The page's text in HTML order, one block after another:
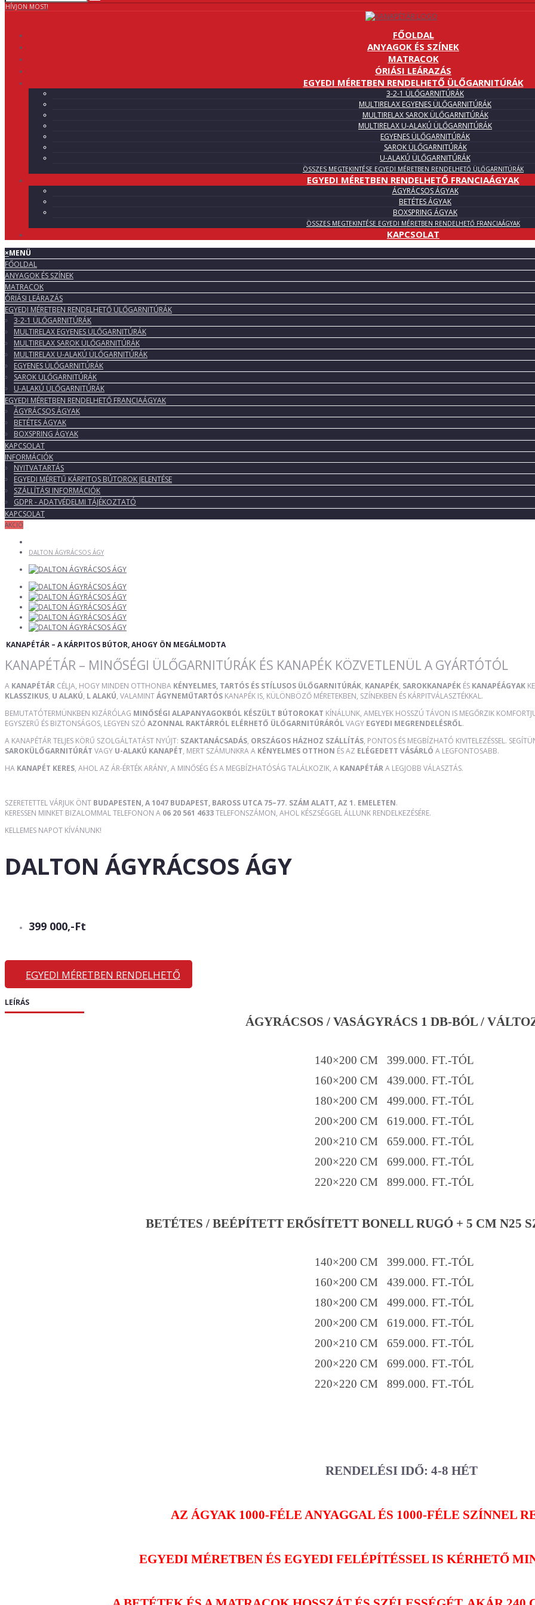
HÍVJON MOST!
FŐOLDAL
ANYAGOK ÉS SZÍNEK
MATRACOK
ÓRIÁSI LEÁRAZÁS
EGYEDI MÉRETBEN RENDELHETŐ ÜLŐGARNITÚRÁK
3-2-1 ÜLŐGARNITÚRÁK
MULTIRELAX EGYENES ÜLŐGARNITÚRÁK
MULTIRELAX SAROK ÜLŐGARNITÚRÁK
MULTIRELAX U-ALAKÚ ÜLŐGARNITÚRÁK
EGYENES ÜLŐGARNITÚRÁK
SAROK ÜLŐGARNITÚRÁK
U-ALAKÚ ÜLŐGARNITÚRÁK
ÖSSZES MEGTEKINTÉSE EGYEDI MÉRETBEN RENDELHETŐ ÜLŐGARNITÚRÁK
EGYEDI MÉRETBEN RENDELHETŐ FRANCIAÁGYAK
ÁGYRÁCSOS ÁGYAK
BETÉTES ÁGYAK
BOXSPRING ÁGYAK
ÖSSZES MEGTEKINTÉSE EGYEDI MÉRETBEN RENDELHETŐ FRANCIAÁGYAK
KAPCSOLAT
×MENÜ
FŐOLDAL
ANYAGOK ÉS SZÍNEK
MATRACOK
ÓRIÁSI LEÁRAZÁS
EGYEDI MÉRETBEN RENDELHETŐ ÜLŐGARNITÚRÁK
3-2-1 ÜLŐGARNITÚRÁK
MULTIRELAX EGYENES ÜLŐGARNITÚRÁK
MULTIRELAX SAROK ÜLŐGARNITÚRÁK
MULTIRELAX U-ALAKÚ ÜLŐGARNITÚRÁK
EGYENES ÜLŐGARNITÚRÁK
SAROK ÜLŐGARNITÚRÁK
U-ALAKÚ ÜLŐGARNITÚRÁK
EGYEDI MÉRETBEN RENDELHETŐ FRANCIAÁGYAK
ÁGYRÁCSOS ÁGYAK
BETÉTES ÁGYAK
BOXSPRING ÁGYAK
KAPCSOLAT
INFORMÁCIÓK
NYITVATARTÁS
EGYEDI MÉRETŰ KÁRPITOS BÚTOROK JELENTÉSE
SZÁLLÍTÁSI INFORMÁCIÓK
GDPR - ADATVÉDELMI TÁJÉKOZTATÓ
KAPCSOLAT
AKCIÓ
DALTON ÁGYRÁCSOS ÁGY
KANAPÉTÁR – A KÁRPITOS BÚTOR, AHOGY ÖN MEGÁLMODTA
KANAPÉTÁR – MINŐSÉGI ÜLŐGARNITÚRÁK ÉS KANAPÉK KÖZVETLENÜL A GYÁRTÓTÓL
A KANAPÉTÁR CÉLJA, HOGY MINDEN OTTHONBA KÉNYELMES, TARTÓS ÉS STÍLUSOS ÜLŐGARNITÚRÁK, KANAPÉK, SAROKKANAPÉK ÉS KANAPÉÁGYAK
KLASSZIKUS, U ALAKÚ, L ALAKÚ, VALAMINTÁGYNEMŰTARTÓS KANAPÉK IS, KÜLÖNBÖZŐ MÉRETEKBEN, SZÍNEKBEN ÉS KÁRPITVÁLASZTÉKKAL.
BEMUTATÓTERMÜNKBEN KIZÁRÓLAG MINŐSÉGI ALAPANYAGOKBÓL KÉSZÜLT BÚTOROKAT KÍNÁLUNK, AMELYEK HOSSZÚ TÁVON IS MEGŐRZIK
EGYSZERŰ ÉS BIZTONSÁGOS, LEGYEN SZÓ AZONNAL RAKTÁRRÓL ELÉRHETŐ ÜLŐGARNITÚRÁRÓLVAGY EGYEDI MEGRENDELÉSRŐL.
A KANAPÉTÁR TELJES KÖRŰ SZOLGÁLTATÁST NYÚJT: SZAKTANÁCSADÁS, ORSZÁGOS HÁZHOZ SZÁLLÍTÁS, PONTOS ÉS MEGBÍZHATÓ KIVITELEZÉSSEL.
SAROKÜLŐGARNITÚRÁT VAGY U-ALAKÚ KANAPÉT, MERT SZÁMUNKRA A KÉNYELMES OTTHON ÉS AZ ELÉGEDETT VÁSÁRLÓ A LEGFONTOSABB.
HA KANAPÉT KERES, AHOL AZ ÁR-ÉRTÉK ARÁNY, A MINŐSÉG ÉS A MEGBÍZHATÓSÁG TALÁLKOZIK, A KANAPÉTÁRA LEGJOBB VÁLASZTÁS.
SZERETETTEL VÁRJUK ÖNT BUDAPESTEN, A 1047 BUDAPEST, BAROSS UTCA 75–77. SZÁM ALATT, AZ 1. EMELETEN.
KERESSEN MINKET BIZALOMMAL TELEFONON A 06 20 561 4633TELEFONSZÁMON, AHOL KÉSZSÉGGEL ÁLLUNK RENDELKEZÉSÉRE.
KELLEMES NAPOT KÍVÁNUNK!
DALTON ÁGYRÁCSOS ÁGY
399 000,-Ft
EGYEDI MÉRETBEN RENDELHETŐ
LEÍRÁS
ÁGYRÁCSOS / VASÁGYRÁCS 1 DB-BÓL /
140×200 CM 399.000. FT.-TÓL
160×200 CM 439.000. FT.-TÓL
180×200 CM 499.000. FT.-TÓL
200×200 CM 619.000. FT.-TÓL
200×210 CM 659.000. FT.-TÓL
200×220 CM 699.000. FT.-TÓL
220×220 CM 899.000. FT.-TÓL
BETÉTES / BEÉPÍTETT ERŐSÍTETT BONELL RUGÓ + 5 CM N25
140×200 CM 399.000. FT.-TÓL
160×200 CM 439.000. FT.-TÓL
180×200 CM 499.000. FT.-TÓL
200×200 CM 619.000. FT.-TÓL
200×210 CM 659.000. FT.-TÓL
200×220 CM 699.000. FT.-TÓL
220×220 CM 899.000. FT.-TÓL
RENDELÉSI IDŐ: 4-8 HÉT
AZ ÁGYAK 1000-FÉLE ANYAGGAL ÉS 1000-FÉLE SZÍNNEL
EGYEDI MÉRETBEN ÉS EGYEDI FELÉPÍTÉSSEL IS KÉRHETŐ